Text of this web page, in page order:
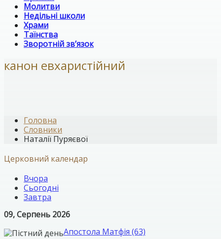
Молитви
Недільні школи
Храми
Таїнства
Зворотній зв’язок
канон евхаристійний
Головна
Словники
Наталії Пуряєвої
Церковний календар
Вчора
Сьогодні
Завтра
09, Серпень 2026
Апостола Матфія (63)